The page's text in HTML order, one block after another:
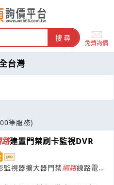
搜尋
免費詢價
台灣
筆服務)
建置門禁刷卡監視DVR
監視器擴大器門禁網路線路電源